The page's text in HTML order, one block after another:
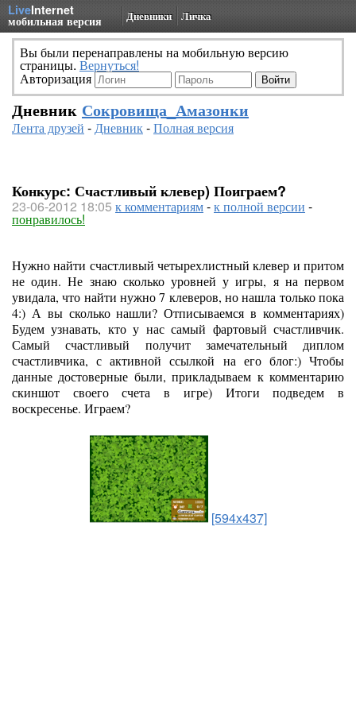
LiveInternet
мобильная версия Дневники Личка
Вы были перенаправлены на мобильную версию
страницы. Вернуться!
Авторизация
Дневник Сокровища_Амазонки
Лента друзей -Дневник-Полная версия
Конкурс: Счастливый клевер) Поиграем?
23-06-2012 18:05 к комментариям-к полной версии -
понравилось!
Нужно найти счастливый четырехлистный клевер и притом
не один. Не знаю сколько уровней у игры, я на первом
увидала, что найти нужно 7 клеверов, но нашла только пока
4:) А вы сколько нашли? Отписываемся в комментариях)
Будем узнавать, кто у нас самый фартовый счастливчик.
Самый счастливый получит замечательный диплом
счастливчика, с активной ссылкой на его блог:) Чтобы
данные достоверные были, прикладываем к комментарию
скиншот своего счета в игре) Итоги подведем в
воскресенье. Играем?
[594x437]